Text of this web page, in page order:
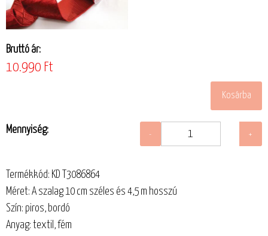
Bruttó ár:
10.990 Ft
Mennyiség:
Termékkód: KD T3086864
Méret: A szalag 10 cm széles és 4,5 m hosszú
Szín: piros, bordó
Anyag: textil, fém